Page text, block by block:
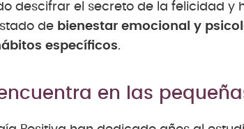
descifrar el secreto de la felicidad y
de bienestar emocional y
específicos.
en las